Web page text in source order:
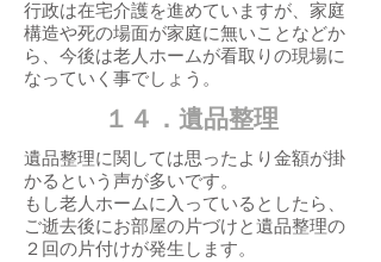
行政は在宅介護を進めていますが、家庭
構造や死の場面が家庭に無いことなどか
ら、今後は老人ホームが看取りの現場に
なっていく事でしょう。
１４．遺品整理
遺品整理に関しては思ったより金額が掛
かるという声が多いです。
もし老人ホームに入っているとしたら、
ご逝去後にお部屋の片づけと遺品整理の
２回の片付けが発生します。